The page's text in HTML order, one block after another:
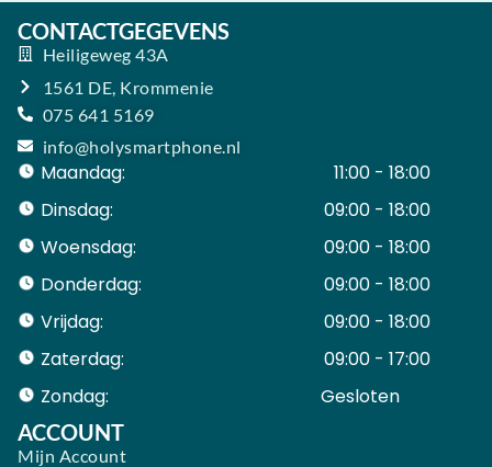
CONTACTGEGEVENS
Heiligeweg 43A
1561 DE, Krommenie
075 641 5169
info@holysmartphone.nl
Maandag:
11:00 - 18:00
Dinsdag:
09:00 - 18:00
Woensdag:
09:00 - 18:00
Donderdag:
09:00 - 18:00
Vrijdag:
09:00 - 18:00
Zaterdag:
09:00 - 17:00
Zondag:
Gesloten ​ ​ ​ ​ ​ ​ ​
ACCOUNT
Mijn Account